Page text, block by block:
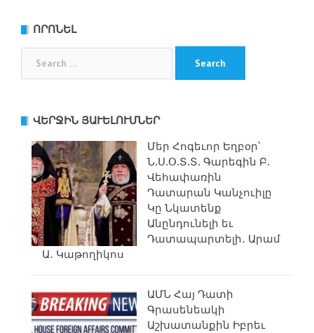
ՈՐՈՆԵԼ
ՎԵՐՋԻՆ ՅԱՒԵԼՈՒՄՆԵՐ
Մեր Հոգեւոր Եղբօր՝
Ն.Ս.Օ.Տ.Տ. Գարեգին Բ.
Վեհափառին
Դատարան Կանչուիլը
Կը Նկատենք
Անընդունելի եւ
Դատապարտելի․ Արամ
Ա․ Կաթողիկոս
ԱՄՆ Հայ Դատի
Գրասենեակի
Աշխատանքին Իբրեւ